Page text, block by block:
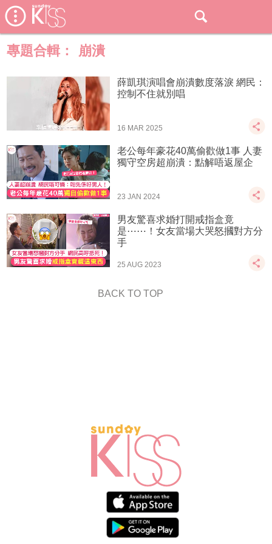
專題合輯： 崩潰
薛凱琪演唱會崩潰數度落淚 網民：
控制不住就別唱
16 MAR 2025
老公每 年豪花40萬偷歡做1事 人妻
獨守空房超崩潰：點解唔返屋企
23 JAN 2024
男友驚喜求婚打開戒指盒竟
是⋯⋯！女友當場大哭怒摑對方分
手
25 AUG 2023
BACK TO TOP